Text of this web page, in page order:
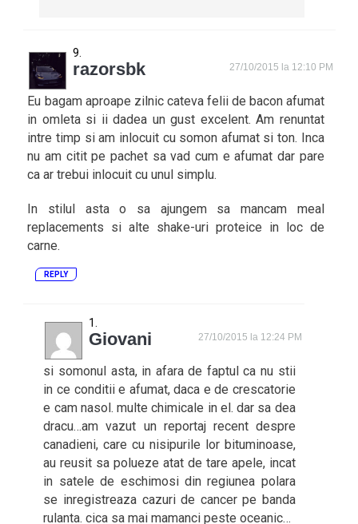
razorsbk 27/10/2015 la 12:10 PM
Eu bagam aproape zilnic cateva felii de bacon afumat
in omleta si ii dadea un gust excelent. Am renuntat
intre timp si am inlocuit cu somon afumat si ton. Inca
nu am citit pe pachet sa vad cum e afumat dar pare
ca ar trebui inlocuit cu unul simplu.
In stilul asta o sa ajungem sa mancam meal
replacements si alte shake-uri proteice in loc de
carne.
REPLY
Giovani 27/10/2015 la 12:24 PM
si somonul asta, in afara de faptul ca nu stii
in ce conditii e afumat, daca e de crescatorie
e cam nasol. multe chimicale in el. dar sa dea
dracu…am vazut un reportaj recent despre
canadieni, care cu nisipurile lor bituminoase,
au reusit sa polueze atat de tare apele, incat
in satele de eschimosi din regiunea polara
se inregistreaza cazuri de cancer pe banda
rulanta. cica sa mai mamanci peste oceanic…